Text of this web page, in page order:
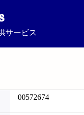
サービス
00572674